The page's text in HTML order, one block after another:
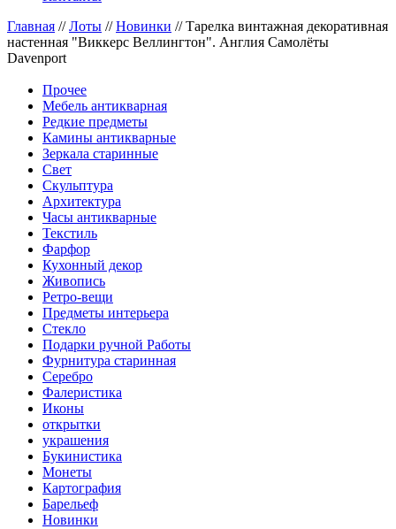
Главная //Лоты //Новинки //Тарелка винтажная декоративная
настенная "Виккерс Веллингтон". Англия Самолёты
Davenport
Прочее
Мебель антикварная
Редкие предметы
Камины антикварные
Зеркала старинные
Свет
Скульптура
Архитектура
Часы антикварные
Текстиль
Фарфор
Кухонный декор
Живопись
Ретро-вещи
Предметы интерьера
Стекло
Подарки ручной Работы
Фурнитура старинная
Серебро
Фалеристика
Иконы
открытки
украшения
Букинистика
Монеты
Картография
Барельеф
Новинки